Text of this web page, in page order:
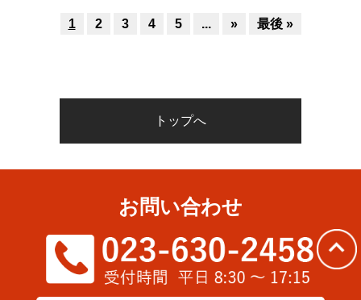
1 2 3 4 5 ... » 最後 »
トップへ
お問い合わせ